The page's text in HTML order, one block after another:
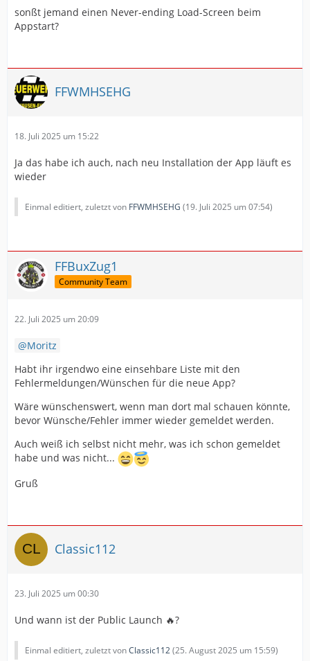
sonßt jemand einen Never-ending Load-Screen beim
Appstart?
FFWMHSEHG
18. Juli 2025 um 15:22
Ja das habe ich auch, nach neu Installation der App läuft es
wieder
Einmal editiert, zuletzt von FFWMHSEHG (19. Juli 2025 um 07:54)
FFBuxZug1
Community Team
22. Juli 2025 um 20:09
Moritz
Habt ihr irgendwo eine einsehbare Liste mit den
Fehlermeldungen/Wünschen für die neue App?
Wäre wünschenswert, wenn man dort mal schauen könnte,
bevor Wünsche/Fehler immer wieder gemeldet werden.
Auch weiß ich selbst nicht mehr, was ich schon gemeldet
habe und was nicht...
Gruß
Classic112
23. Juli 2025 um 00:30
Und wann ist der Public Launch 🔥?
Einmal editiert, zuletzt vonClassic112(25. August 2025 um 15:59)